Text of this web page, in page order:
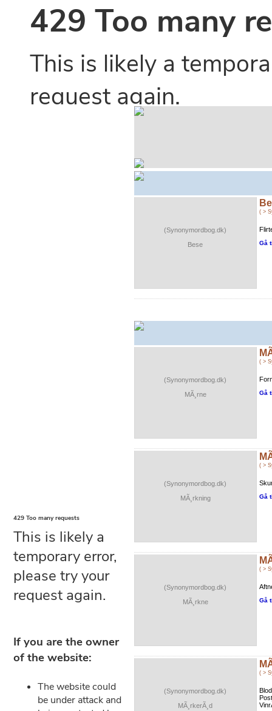
(Synonymordbog.dk)
Bese
( >
Gå
(Synonymordbog.dk)
MÃ¸rne
( >
Gå
(Synonymordbog.dk)
MÃ¸rkning
( >
Gå
(Synonymordbog.dk)
MÃ¸rkne
( >
Gå
(Synonymordbog.dk)
MÃ¸rkerÃ¸d
( >